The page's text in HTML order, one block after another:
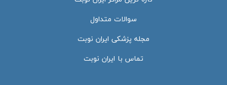
سوالات متداول
مجله پزشکی ایران نوبت
تماس با ایران نوبت